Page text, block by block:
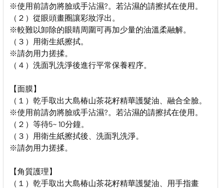
※使用前請勿將臉或手沾濕?。若沾濕的請擦拭在使用。
（２）從眼頭畫圈讓彩妝浮出。
※較難以卸除的眼睛周圍可再加少量的油溫柔融解。
（３）用衛生紙擦拭。
※請勿用力搓揉。
（４）洗面乳洗淨後進行平常保養程序。
【面膜】
（１）乾手取出大島椿山茶花籽精華護髮油、融合全臉。
※使用前請勿將臉或手沾濕?。若沾濕的請擦拭在使用。
（２）等待5~ 10分鐘。
（３）用衛生紙擦拭後、洗面乳洗淨。
※請勿用力搓揉。
【角質護理】
（１）乾手取出大島椿山茶花籽精華護髮油、用手指畫